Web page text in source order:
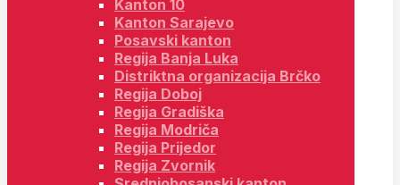
Kanton 10
Kanton Sarajevo
Posavski kanton
Regija Banja Luka
Distriktna organizacija Brčko
Regija Doboj
Regija Gradiška
Regija Modriča
Regija Prijedor
Regija Zvornik